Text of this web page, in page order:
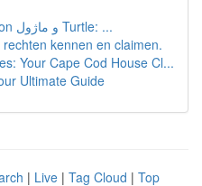
ایجاد سیستم مار با Python و ماژول Turtle: ...
kennen en claimen.
Your Cape Cod House Cl...
Ultimate Guide
| Live | Tag Cloud | Top